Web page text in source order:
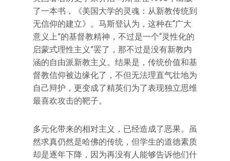
了一本书，《美国大学的灵魂：从新教传统到
无信仰的建立》。马斯登认为，这种在“广大
意义上”的基督教精神，不过是一个“灵性化的
启蒙式理性主义”罢了，那不过是没有新教内
涵的自由派新教主义。结果是，传统价值和基
督教信仰被边缘化了，不但无法理直气壮地为
自己辩护，更变成了精英们为了表现独立思维
最喜欢攻击的靶子。
多元化带来的相对主义，已经造成了恶果。虽
然求真仍然是哈佛的传统，但学生的道德素质
却是逐年下降，因为再没有人能够告诉他们什